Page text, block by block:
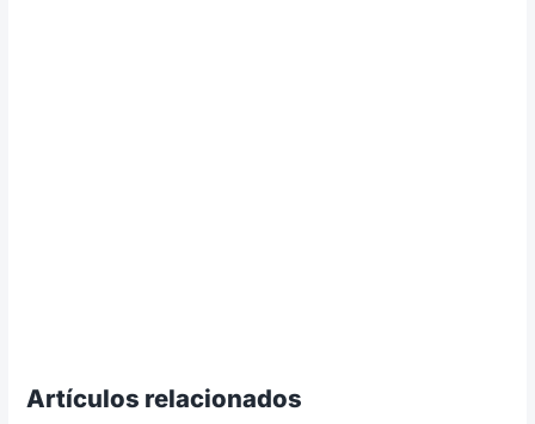
Artículos relacionados